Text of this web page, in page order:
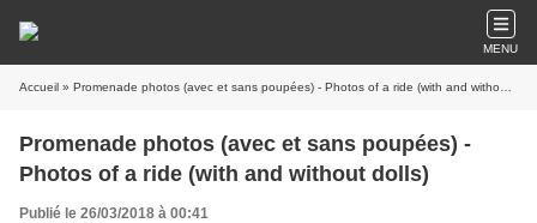
MENU
Accueil » Promenade photos (avec et sans poupées) - Photos of a ride (with and without dolls)
Promenade photos (avec et sans poupées) -
Photos of a ride (with and without dolls)
Publié le 26/03/2018 à 00:41